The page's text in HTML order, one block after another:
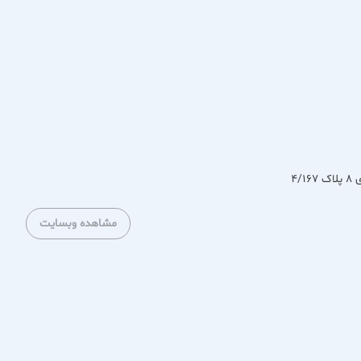
محصولاتی ارائه دهیم که هم از نظر زیبایی و هم از نظر
مشاهده وبسایت